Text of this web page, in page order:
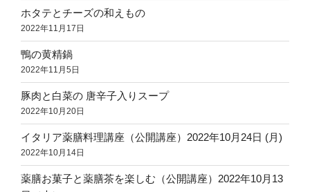
ホタテとチーズの和えもの
2022年11月17日
鴨の黄精鍋
2022年11月5日
豚肉と白菜の 唐辛子入りスープ
2022年10月20日
イタリア薬膳料理講座（公開講座）2022年10月24日 (月)
2022年10月14日
薬膳お菓子と薬膳茶を楽しむ（公開講座）2022年10月13